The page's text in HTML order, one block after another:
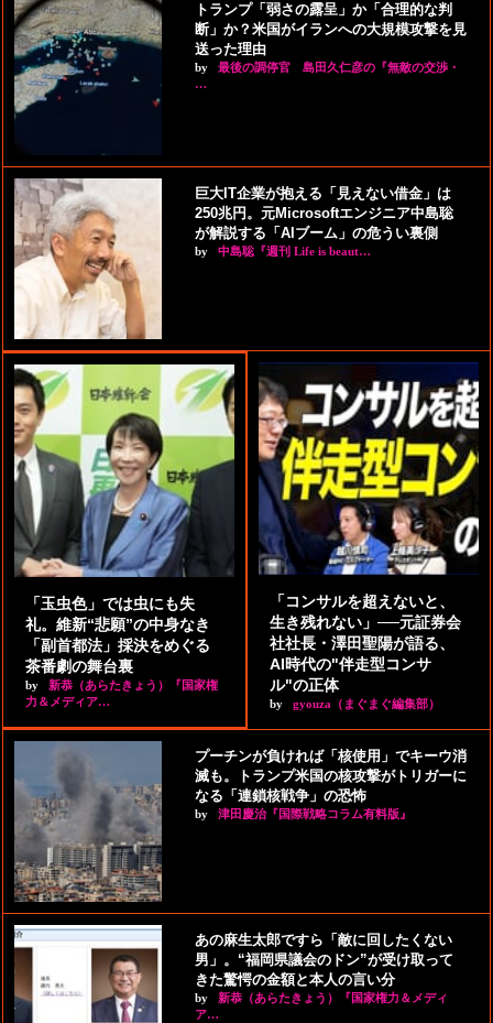
トランプ「弱さの露呈」か「合理的な判
断」か？米国がイランへの大規模攻撃を見
送った理由
by
最後の調停官 島田久仁彦の『無敵の交渉・
…
巨大IT企業が抱える「見えない借金」は
250兆円。元Microsoftエンジニア中島聡
が解説する「AIブーム」の危うい裏側
by 中島聡『週刊 Life is beaut…
「玉虫色」では虫にも失
礼。維新“悲願”の中身なき
「副首都法」採決をめぐる
茶番劇の舞台裏
by
新恭（あらたきょう）『国家権
力＆メディア…
「コンサルを超えないと、
生き残れない」──元証券会
社社長・澤田聖陽が語る、
AI時代の"伴走型コンサ
ル"の正体
by gyouza（まぐまぐ編集部）
プーチンが負ければ「核使用」でキーウ消
滅も。トランプ米国の核攻撃がトリガーに
なる「連鎖核戦争」の恐怖
by 津田慶治『国際戦略コラム有料版』
あの麻生太郎ですら「敵に回したくない
男」。“福岡県議会のドン”が受け取って
きた驚愕の金額と本人の言い分
by
新恭（あらたきょう）『国家権力＆メディ
ア…